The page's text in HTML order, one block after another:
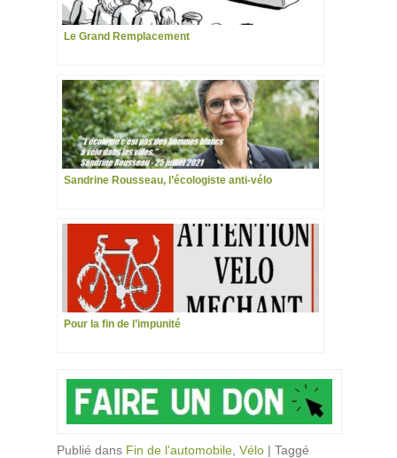
Le Grand Remplacement
Sandrine Rousseau, l’écologiste anti-vélo
Pour la fin de l’impunité
Publié dans Fin de l'automobile Vélo | Taggé